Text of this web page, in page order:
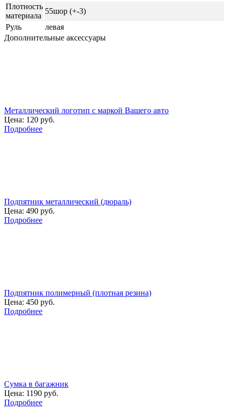
Плотность
материала
55шор (+-3)
Руль
левая
Дополнительные аксессуары
Металлический логотип с маркой Вашего авто
Цена: 120 руб.
Подробнее
Подпятник металлический (дюраль)
Цена: 490 руб.
Подробнее
Подпятник полимерный (плотная резина)
Цена: 450 руб.
Подробнее
Сумка в багажник
Цена: 1190 руб.
Подробнее